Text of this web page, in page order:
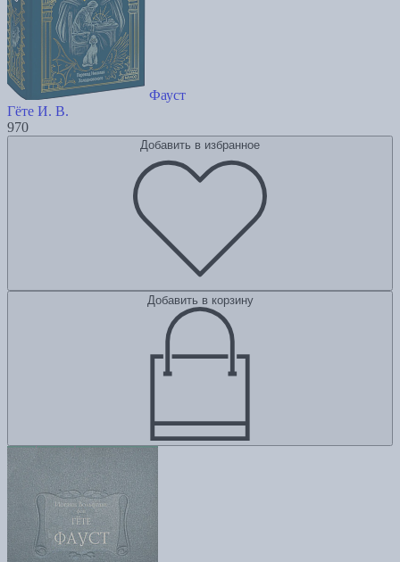
Фауст
Гёте И. В.
970
Добавить в избранное
Добавить в корзину